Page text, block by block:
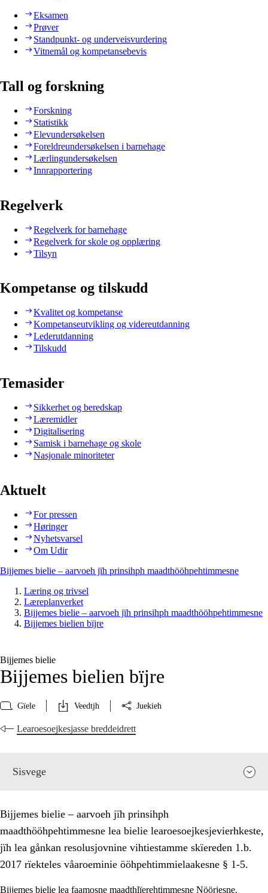
Eksamen
Prøver
Standpunkt- og underveisvurdering
Vitnemål og kompetansebevis
Tall og forskning
Forskning
Statistikk
Elevundersøkelsen
Foreldreundersøkelsen i barnehage
Lærlingundersøkelsen
Innrapportering
Regelverk
Regelverk for barnehage
Regelverk for skole og opplæring
Tilsyn
Kompetanse og tilskudd
Kvalitet og kompetanse
Kompetanseutvikling og videreutdanning
Lederutdanning
Tilskudd
Temasider
Sikkerhet og beredskap
Læremidler
Digitalisering
Samisk i barnehage og skole
Nasjonale minoriteter
Aktuelt
For pressen
Høringer
Nyhetsvarsel
Om Udir
Bijjemes bielie – aarvoeh jïh prinsihph maadthööhpehtimmesne
Læring og trivsel
Læreplanverket
Bijjemes bielie – aarvoeh jïh prinsihph maadthööhpehtimmesne
Bijjemes bielien bïjre
Bijjemes bielie
Bijjemes bielien bïjre
Gïele Veedtjh Juekieh
Learoesoejkesjasse breddeidrett
Sisvege
Bijjemes bielie – aarvoeh jïh prinsihph
maadthööhpehtimmesne lea bielie learoesoejkesjevierhkeste,
jïh lea gånkan resolusjovnine vihtiestamme skïereden 1.b.
2017 rïekteles våaroeminie ööhpehtimmielaakesne § 1-5.
Bijjemes bielie lea faamosne maadthlïerehtimmesne Nöörjesne.